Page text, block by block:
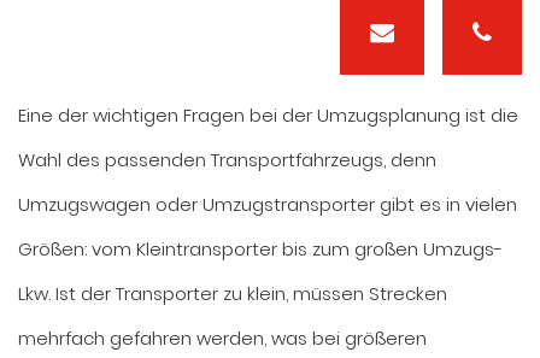
Eine der wichtigen Fragen bei der Umzugsplanung ist die
Wahl des passenden Transportfahrzeugs, denn
Umzugswagen oder Umzugstransporter gibt es in vielen
Größen: vom Kleintransporter bis zum großen Umzugs-
Lkw. Ist der Transporter zu klein, müssen Strecken
mehrfach gefahren werden, was bei größeren